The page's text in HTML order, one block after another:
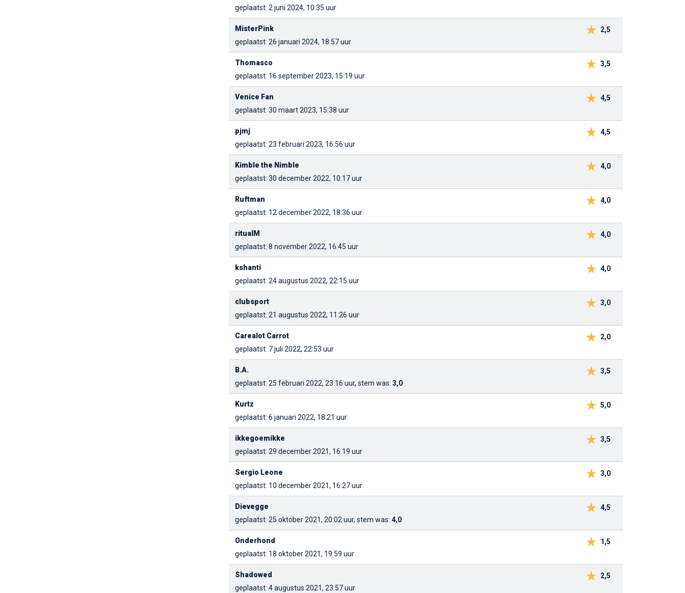
geplaatst: 2 juni 2024, 10:35 uur
2,5
MisterPink
geplaatst: 26 januari 2024, 18:57 uur
3,5
Thomasco
geplaatst: 16 september 2023, 15:19 uur
4,5
Venice Fan
geplaatst: 30 maart 2023, 15:38 uur
4,5
pjmj
geplaatst: 23 februari 2023, 16:56 uur
4,0
Kimble the Nimble
geplaatst: 30 december 2022, 10:17 uur
4,0
Ruftman
geplaatst: 12 december 2022, 18:36 uur
4,0
ritualM
geplaatst: 8 november 2022, 16:45 uur
4,0
kshanti
geplaatst: 24 augustus 2022, 22:15 uur
3,0
clubsport
geplaatst: 21 augustus 2022, 11:26 uur
2,0
Carealot Carrot
geplaatst: 7 juli 2022, 22:53 uur
3,5
B.A.
geplaatst: 25 februari 2022, 23:16 uur, stem was: 3,0
5,0
Kurtz
geplaatst: 6 januari 2022, 18:21 uur
3,5
ikkegoemikke
geplaatst: 29 december 2021, 16:19 uur
3,0
Sergio Leone
geplaatst: 10 december 2021, 16:27 uur
4,5
Dievegge
geplaatst: 25 oktober 2021, 20:02 uur, stem was: 4,0
1,5
Onderhond
geplaatst: 18 oktober 2021, 19:59 uur
2,5
Shadowed
geplaatst: 4 augustus 2021, 23:57 uur